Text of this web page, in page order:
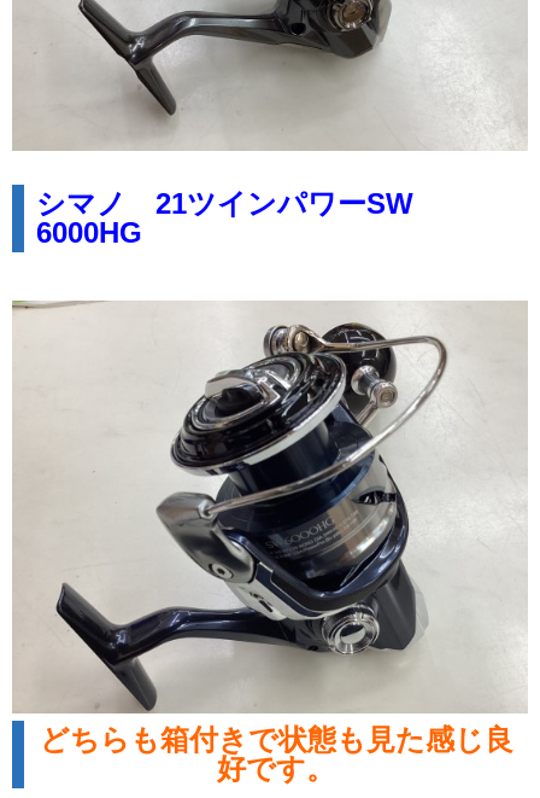
シマノ 21ツインパワーSW
6000HG
どちらも箱付きで状態も見た感じ良
好です。